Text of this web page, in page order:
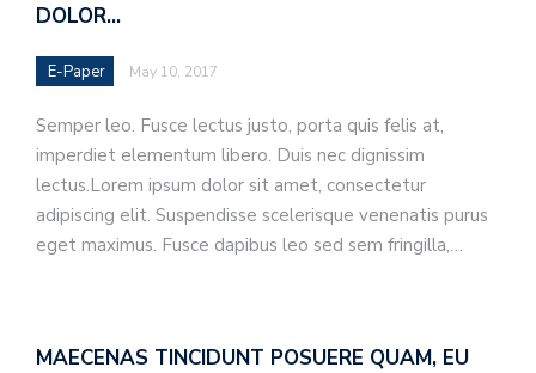
DOLOR…
E-Paper May 10, 2017
Semper leo. Fusce lectus justo, porta quis felis at,
imperdiet elementum libero. Duis nec dignissim
lectus.Lorem ipsum dolor sit amet, consectetur
adipiscing elit. Suspendisse scelerisque venenatis purus
eget maximus. Fusce dapibus leo sed sem fringilla,…
MAECENAS TINCIDUNT POSUERE QUAM, EU